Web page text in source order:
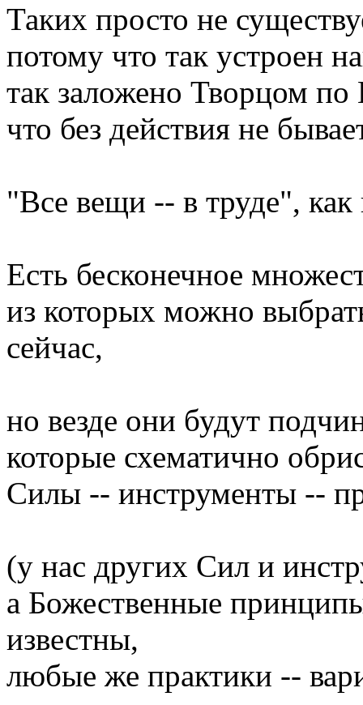
Таких просто не
потому что так устроен
так заложено Творцом
что без действия не
"Все вещи -- в труде", как
Есть бесконечное
из которых можно
сейчас,
но везде они будут
которые схематично
Силы -- инструменты --
(у нас других Сил и
а Божественные
известны,
любые же практики --